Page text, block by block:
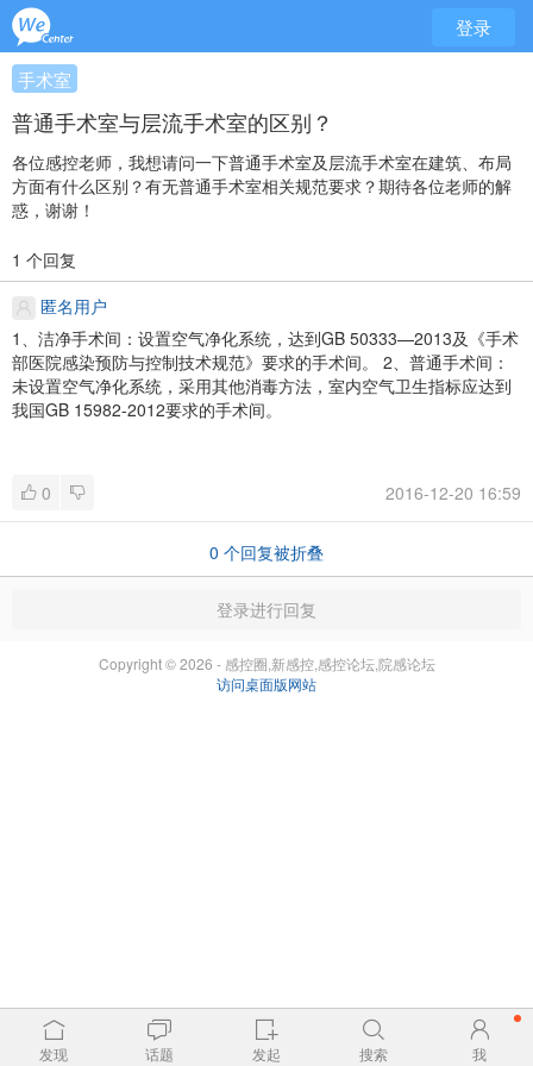
登录
手术室
普通手术室与层流手术室的区别？
各位感控老师，我想请问一下普通手术室及层流手术室在建筑、布局
方面有什么区别？有无普通手术室相关规范要求？期待各位老师的解
惑，谢谢！
1 个回复
匿名用户
1、洁净手术间：设置空气净化系统，达到GB 50333—2013及《手术
部医院感染预防与控制技术规范》要求的手术间。
2、普通手术间：
未设置空气净化系统，采用其他消毒方法，室内空气卫生指标应达到
我国GB 15982-2012要求的手术间。
0 2016-12-20 16:59
0 个回复被折叠
登录进行回复
Copyright © 2026 - 感控圈,新感控,感控论坛,院感论坛
访问桌面版网站
发现 话题 发起 搜索 我